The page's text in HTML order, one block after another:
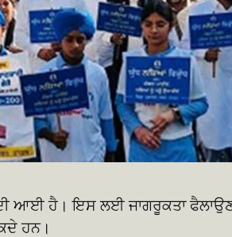
ਆਈ ਹੈ। ਇਸ ਲਈ ਜਾਗਰੂਕਤਾ
ਹਨ।